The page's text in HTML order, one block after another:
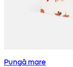
Pungă mare